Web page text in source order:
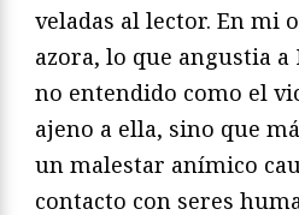
veladas al lector. En mi
azora, lo que angustia a
no entendido como el
ajeno a ella, sino que
un malestar anímico
contacto con seres